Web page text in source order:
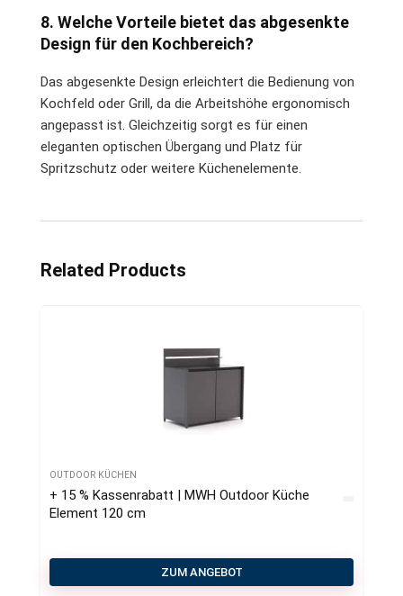
8. Welche Vorteile bietet das abgesenkte
Design für den Kochbereich?
Das abgesenkte Design erleichtert die Bedienung von
Kochfeld oder Grill, da die Arbeitshöhe ergonomisch
angepasst ist. Gleichzeitig sorgt es für einen
eleganten optischen Übergang und Platz für
Spritzschutz oder weitere Küchenelemente.
Related Products
OUTDOOR KÜCHEN
+ 15 % Kassenrabatt | MWH Outdoor Küche
Element 120 cm
ZUM ANGEBOT